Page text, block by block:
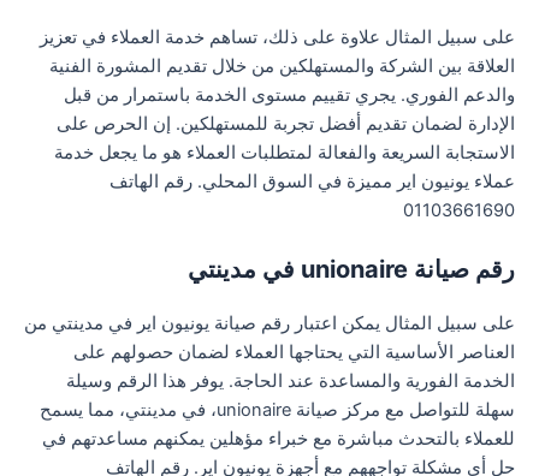
على سبيل المثال علاوة على ذلك، تساهم خدمة العملاء في تعزيز
العلاقة بين الشركة والمستهلكين من خلال تقديم المشورة الفنية
والدعم الفوري. يجري تقييم مستوى الخدمة باستمرار من قبل
الإدارة لضمان تقديم أفضل تجربة للمستهلكين. إن الحرص على
الاستجابة السريعة والفعالة لمتطلبات العملاء هو ما يجعل خدمة
عملاء يونيون اير مميزة في السوق المحلي. رقم الهاتف
01103661690
رقم صيانة unionaire في مدينتي
على سبيل المثال يمكن اعتبار رقم صيانة يونيون اير في مدينتي من
العناصر الأساسية التي يحتاجها العملاء لضمان حصولهم على
الخدمة الفورية والمساعدة عند الحاجة. يوفر هذا الرقم وسيلة
سهلة للتواصل مع مركز صيانة unionaire، في مدينتي، مما يسمح
للعملاء بالتحدث مباشرة مع خبراء مؤهلين يمكنهم مساعدتهم في
حل أي مشكلة تواجههم مع أجهزة يونيون اير. رقم الهاتف